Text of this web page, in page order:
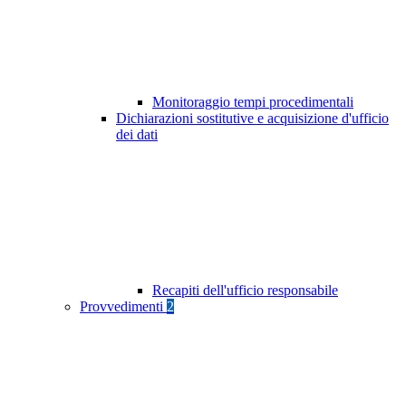
Monitoraggio tempi procedimentali
Dichiarazioni sostitutive e acquisizione d'ufficio
dei dati
Recapiti dell'ufficio responsabile
Provvedimenti 2